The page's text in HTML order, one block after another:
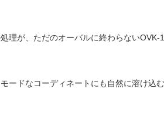
理が、ただのオーバルに終わらないOVK-
ードなコーディネートにも自然に溶け込